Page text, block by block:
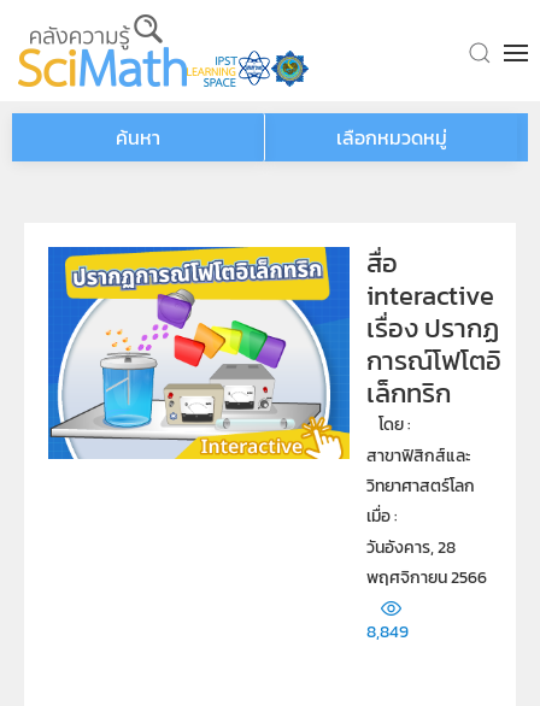
Skip to main content
ค้นหา เลือกหมวดหมู่
สื่อ
interactive
เรื่อง ปรากฏ
การณ์โฟโตอิ
เล็กทริก
โดย :
สาขาฟิสิกส์และ
วิทยาศาสตร์โลก
เมื่อ :
วันอังคาร, 28
พฤศจิกายน 2566
8,849